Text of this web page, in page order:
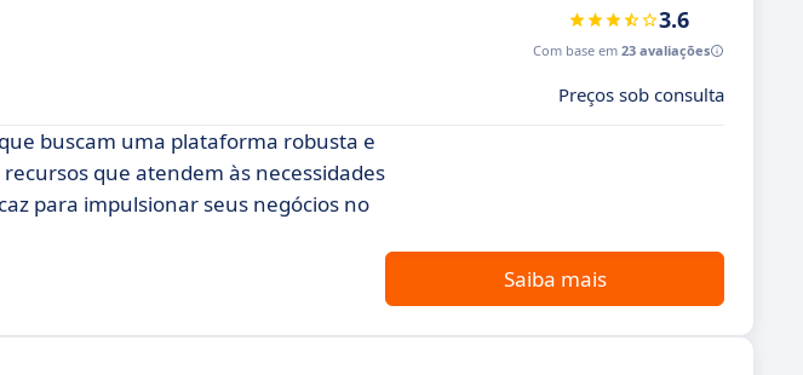
3.6
Com base em 23 avaliações
Preços sob consulta
buscam uma plataforma robusta e
que atendem às necessidades
para impulsionar seus negócios no
Saiba mais